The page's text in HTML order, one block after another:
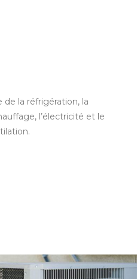
la réfrigération, la
l’électricité et le